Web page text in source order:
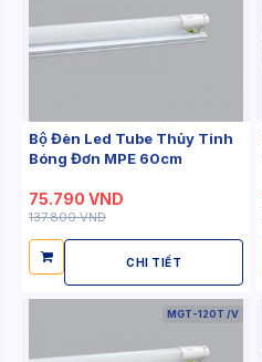
Bộ Đèn Led Tube Thủy Tinh
Bóng Đơn MPE 60cm
75.790 VND
137.800 VND
CHI TIẾT
MGT-120T /V